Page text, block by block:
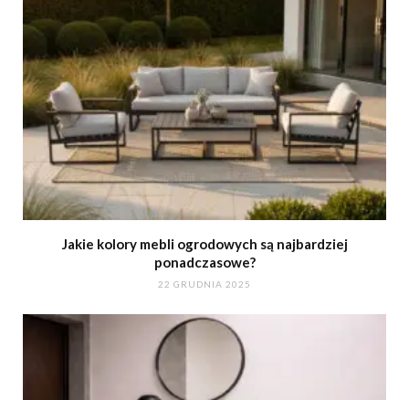
Jakie kolory mebli ogrodowych są najbardziej
ponadczasowe?
22 GRUDNIA 2025